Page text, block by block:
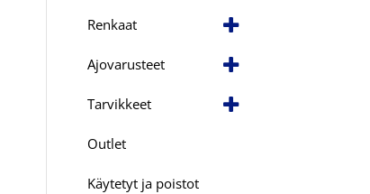
Renkaat
Ajovarusteet
Tarvikkeet
Outlet
Käytetyt ja poistot